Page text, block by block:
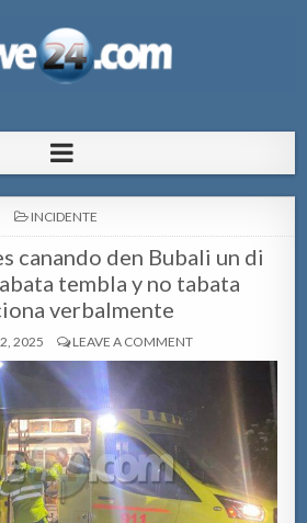
pa Aruba
POSTED
INCIDENTE
canando den Bubali un di
tembla y no tabata
verbalmente
2025 LEAVE A COMMENT